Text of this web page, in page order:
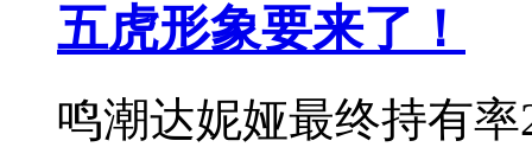
五虎形象要来了！
鸣潮达妮娅最终持有率